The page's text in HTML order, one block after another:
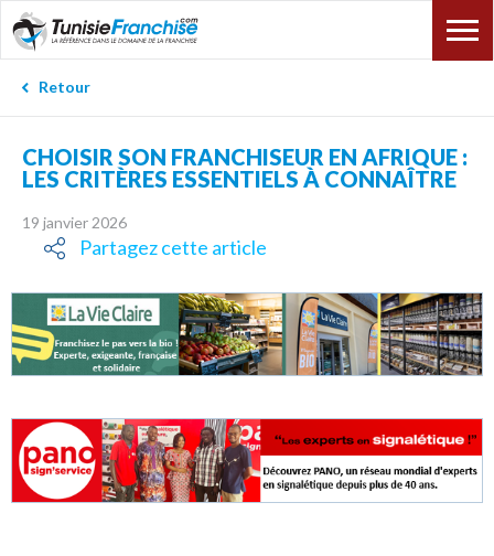
Retour
CHOISIR SON FRANCHISEUR EN AFRIQUE :
LES CRITÈRES ESSENTIELS À CONNAÎTRE
19 janvier 2026
Partagez cette article